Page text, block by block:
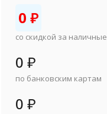
0 ₽
со скидкой за наличные
0 ₽
по банковским картам
0 ₽